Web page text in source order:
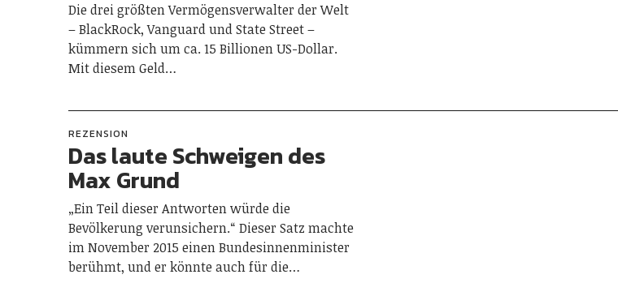
Die drei größten Vermögensverwalter der Welt
– BlackRock, Vanguard und State Street –
kümmern sich um ca. 15 Billionen US-Dollar.
Mit diesem Geld…
REZENSION
Das laute Schweigen des
Max Grund
„Ein Teil dieser Antworten würde die
Bevölkerung verunsichern.“ Dieser Satz machte
im November 2015 einen Bundesinnenminister
berühmt, und er könnte auch für die…